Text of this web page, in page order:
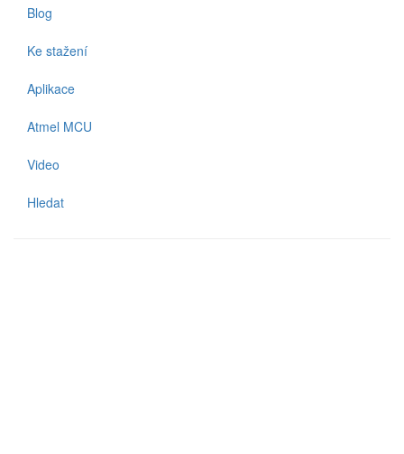
Blog
Ke stažení
Aplikace
Atmel MCU
Video
Hledat